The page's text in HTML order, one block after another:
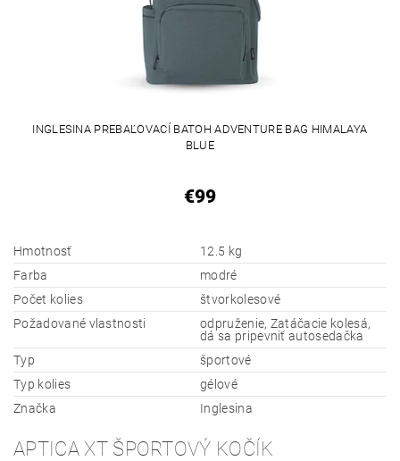
INGLESINA PREBAĽOVACÍ BATOH ADVENTURE BAG HIMALAYA
BLUE
€99
Hmotnosť
12.5 kg
Farba
modré
Počet kolies
štvorkolesové
Požadované vlastnosti
odpruženie, Zatáčacie kolesá,
dá sa pripevniť autosedačka
Typ
športové
Typ kolies
gélové
Značka
Inglesina
APTICA XT ŠPORTOVÝ KOČÍK